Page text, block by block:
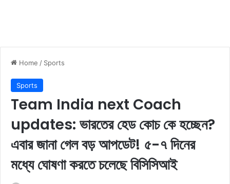
Home / Sports
Sports
Team India next Coach
updates: ভারতের হেড কোচ কে হচ্ছেন?
এবার জানা গেল বড় আপডেট! ৫-৭ দিনের
মধ্যে ঘোষণা করতে চলেছে বিসিসিআই